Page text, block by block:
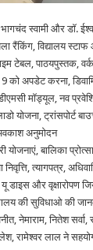
स्वामी और डॉ.
रैंकिंग, विद्यालय स्टाफ
टेबल, पाठयपुस्तक,
9 को अपडेट करना,
मॉड्यूल, नव प्रवेशित
योजना, ट्रांसपोर्ट
अनुमोदन
योजनाएं, बालिका
निवृत्ति, त्यागपत्र,
और वृक्षारोपण
की सुविधाओ की
नेमाराम, नितेश
रामेश्वर लाल ने